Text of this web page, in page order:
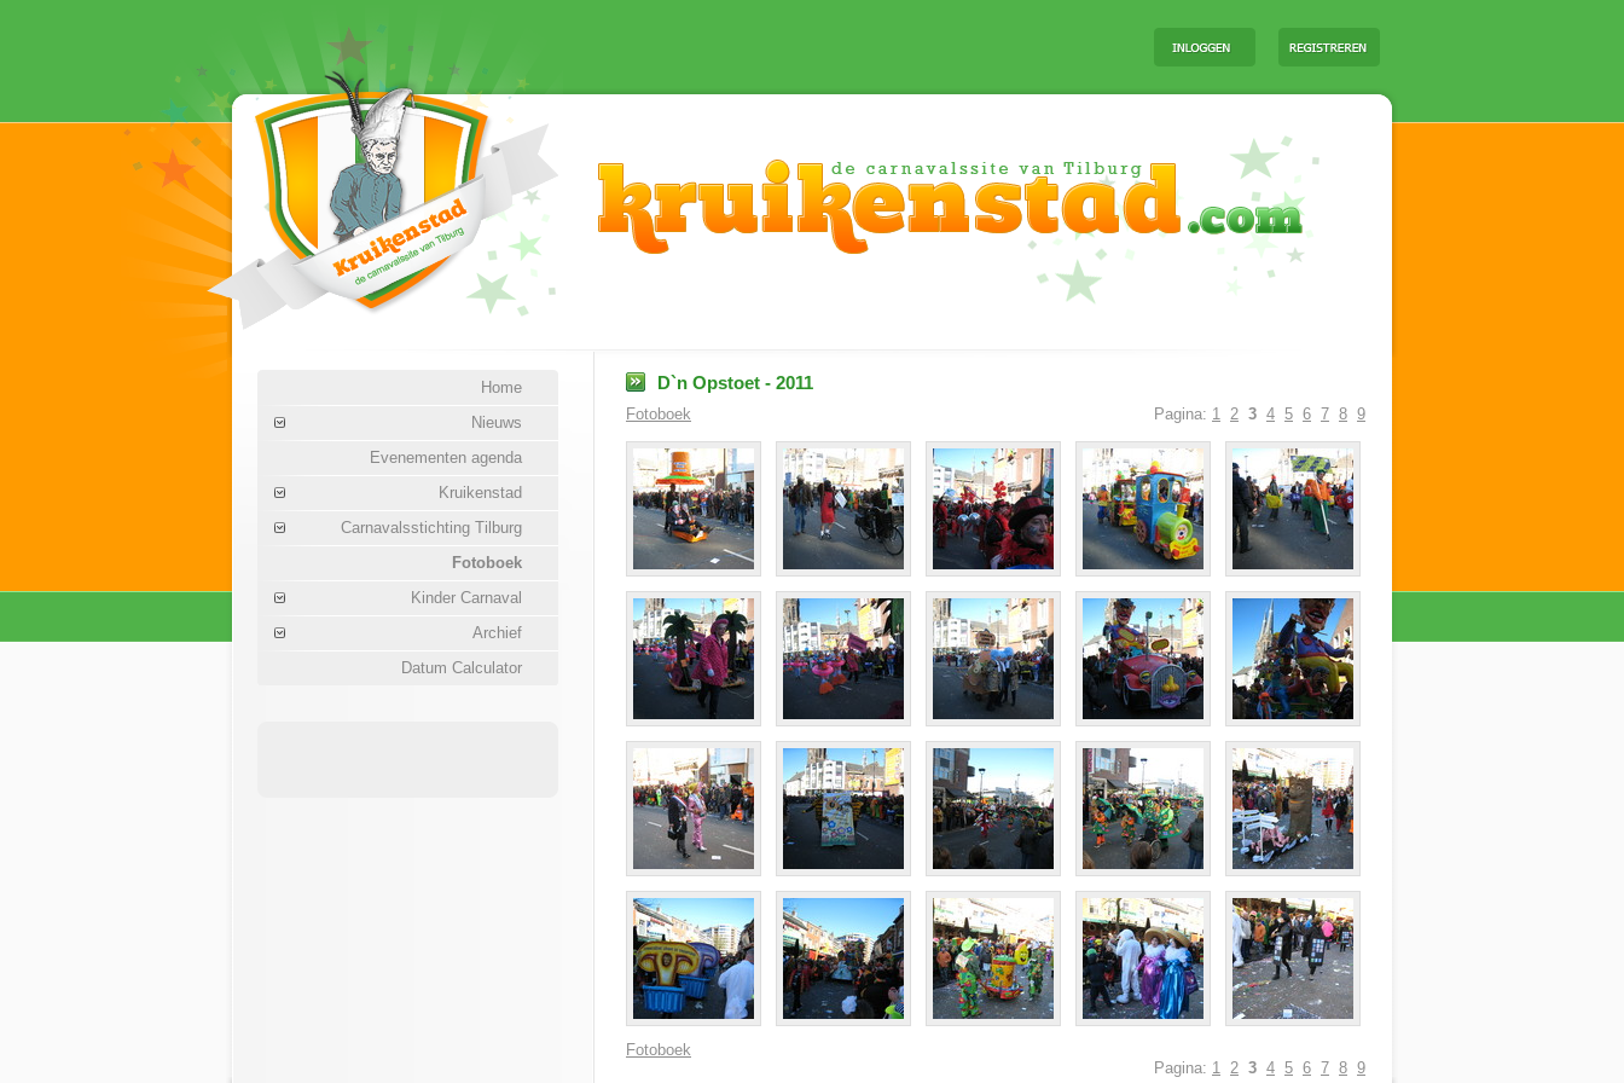
Home
Nieuws
Evenementen agenda
Kruikenstad
Carnavalsstichting Tilburg
Fotoboek
Kinder Carnaval
Archief
Datum Calculator
D`n Opstoet - 2011
Fotoboek Pagina: 1 2 3 4 5 6 7 8 9
Fotoboek
Pagina: 1 2 3 4 5 6 7 8 9